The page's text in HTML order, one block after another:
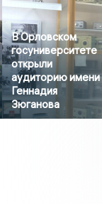
В Орловском
госуниверситете
открыли
аудиторию имени
Геннадия
Зюганова